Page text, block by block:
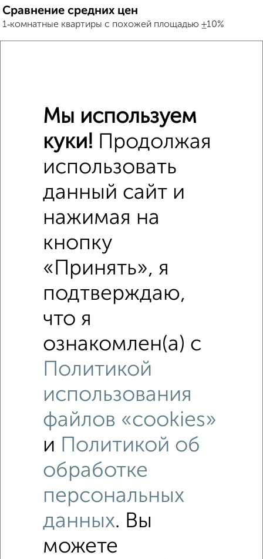
Сравнение средних цен
1‑комнатные квартиры с похожей площадью ±10%
4 940 000
Средняя цена район
Это предложение
Средняя цена по городу
Похожие предложения рядом
1‑комнатные квартиры недалеко от СНО Дёмский 13
Рядом, с меньшей ценой
Недалеко от СНО Дёмский 13 с ценой ниже
1‑комнатные квартиры
Поиск по схожим параметрам:
Мы используем
куки! Продолжая
использовать
данный сайт и
нажимая на
кнопку
«Принять», я
подтверждаю,
что я
ознакомлен(а) с
Политикой
использования
файлов «cookies»
и
Политикой об
обработке
персональных
данных. Вы
можете